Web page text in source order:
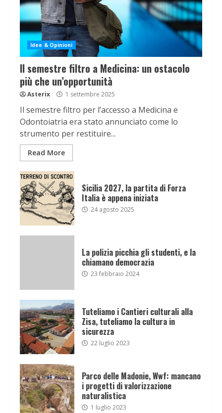
Idee & Opinioni
Il semestre filtro a Medicina: un ostacolo
più che un’opportunità
Asterix 1 settembre 2025
Il semestre filtro per l’accesso a Medicina e
Odontoiatria era stato annunciato come lo
strumento per restituire...
Read More
Sicilia 2027, la partita di Forza
Italia è appena iniziata
24 agosto 2025
La polizia picchia gli studenti, e la
chiamano democrazia
23 febbraio 2024
Tuteliamo i Cantieri culturali alla
Zisa, tuteliamo la cultura in
sicurezza
22 luglio 2023
Parco delle Madonie, Wwf: mancano
i progetti di valorizzazione
naturalistica
1 luglio 2023